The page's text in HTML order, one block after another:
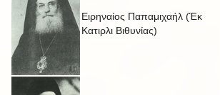
Ειρηναίος Παπαμιχαήλ (Έκ
Κατιρλι Βιθυνίας)